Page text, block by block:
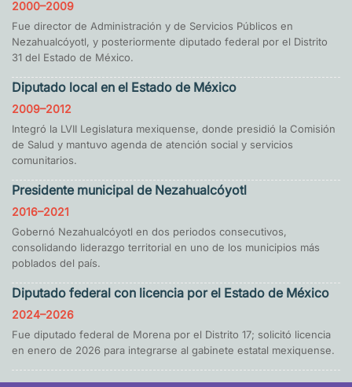
2000–2009
Fue director de Administración y de Servicios Públicos en
Nezahualcóyotl, y posteriormente diputado federal por el Distrito
31 del Estado de México.
Diputado local en el Estado de México
2009–2012
Integró la LVII Legislatura mexiquense, donde presidió la Comisión
de Salud y mantuvo agenda de atención social y servicios
comunitarios.
Presidente municipal de Nezahualcóyotl
2016–2021
Gobernó Nezahualcóyotl en dos periodos consecutivos,
consolidando liderazgo territorial en uno de los municipios más
poblados del país.
Diputado federal con licencia por el Estado de México
2024–2026
Fue diputado federal de Morena por el Distrito 17; solicitó licencia
en enero de 2026 para integrarse al gabinete estatal mexiquense.